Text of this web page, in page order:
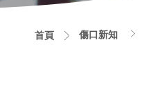
首頁 傷口新知